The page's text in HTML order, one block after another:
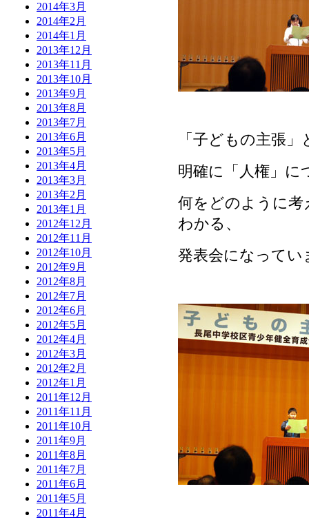
2014年3月
2014年2月
2014年1月
2013年12月
2013年11月
2013年10月
2013年9月
2013年8月
2013年7月
2013年6月
2013年5月
2013年4月
2013年3月
2013年2月
2013年1月
2012年12月
2012年11月
2012年10月
2012年9月
2012年8月
2012年7月
2012年6月
2012年5月
2012年4月
2012年3月
2012年2月
2012年1月
2011年12月
2011年11月
2011年10月
2011年9月
2011年8月
2011年7月
2011年6月
2011年5月
2011年4月
「子どもの主張
明確に「人権」に
何をどのように
わかる、
発表会になってい